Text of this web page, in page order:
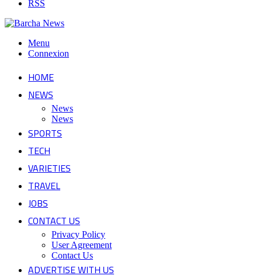
RSS
Menu
Connexion
HOME
NEWS
News
News
SPORTS
TECH
VARIETIES
TRAVEL
JOBS
CONTACT US
Privacy Policy
User Agreement
Contact Us
ADVERTISE WITH US